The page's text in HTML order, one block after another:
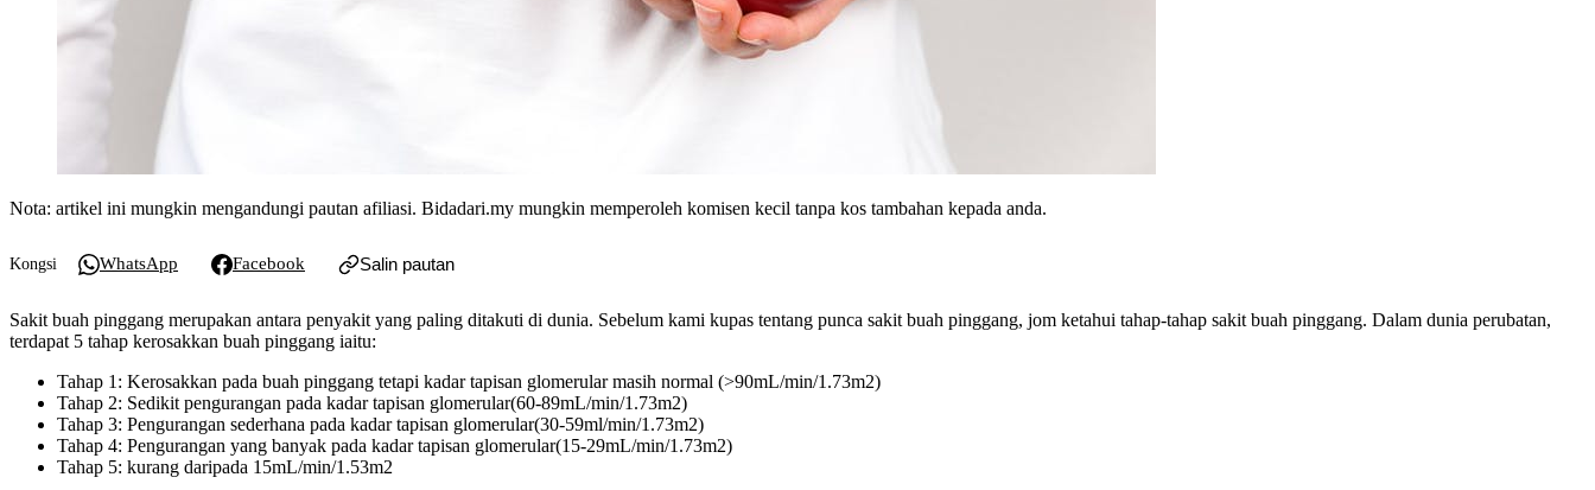
Nota: artikel ini mungkin mengandungi pautan afiliasi. Bidadari.my mungkin memperoleh komisen kecil tanpa kos tambahan kepada anda.
Kongsi WhatsApp Facebook Salin pautan
Sakit buah pinggang merupakan antara penyakit yang paling ditakuti di dunia. Sebelum kami kupas tentang punca sakit buah pinggang, jom ketahui tahap-tahap sakit buah pinggang. Dalam dunia perubatan,
terdapat 5 tahap kerosakkan buah pinggang iaitu:
Tahap 1: Kerosakkan pada buah pinggang tetapi kadar tapisan glomerular masih normal (>90mL/min/1.73m2)
Tahap 2: Sedikit pengurangan pada kadar tapisan glomerular(60-89mL/min/1.73m2)
Tahap 3: Pengurangan sederhana pada kadar tapisan glomerular(30-59ml/min/1.73m2)
Tahap 4: Pengurangan yang banyak pada kadar tapisan glomerular(15-29mL/min/1.73m2)
Tahap 5: kurang daripada 15mL/min/1.53m2